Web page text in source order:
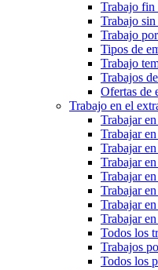
Trabajo fin
Trabajo
Trabajo
Tipos de
Trabajo
Trabajos
Ofertas de
Trabajo en el
Trabajar
Trabajar
Trabajar
Trabajar
Trabajar
Trabajar
Trabajar
Trabajar
Todos los
Trabajos
Todos los